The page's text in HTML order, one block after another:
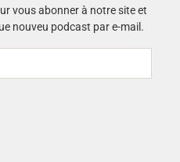
vous abonner à notre site et
nouveu podcast par e-mail.